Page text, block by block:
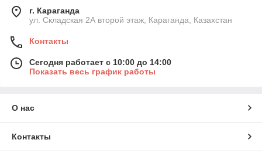
г. Караганда
ул. Складская 2А второй этаж, Караганда, Казахстан
Контакты
Сегодня работает с 10:00 до 14:00
Показать весь график работы
О нас
Контакты